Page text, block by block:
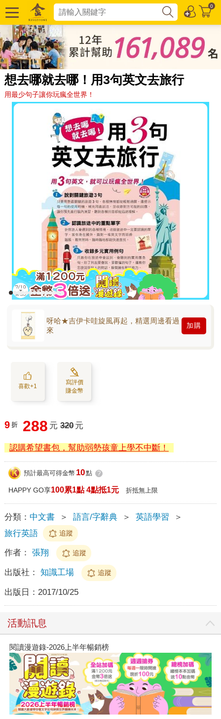
0
想去哪就去哪！用3句英文去旅行
用最少句子讓你玩瘋全世界！
呀哈★吉伊卡哇旋風再起，精選周邊看過
來
加購
喜歡+1
寫評價
賺金幣
9 折 288 元 320 元
認購希望書包，幫助弱勢孩童上學不中斷！
預計最高可得金幣 10點 ?
HAPPY GO享100累1點 4點抵1元 折抵無上限
分類： 中文書 ＞ 語言/字辭典 ＞ 英語學習
＞
旅行英語
追蹤
作者： 張翔 追蹤
出版社： 知識工場 追蹤
出版日： 2017/10/25
活動訊息
閱讀漫遊錄-2026上半年暢銷榜